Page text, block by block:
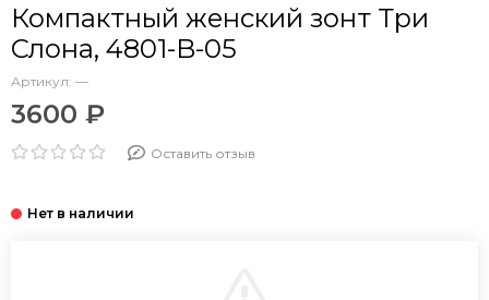
Компактный женский зонт Три
Слона, 4801-B-05
Артикул: —
3600 ₽
Оставить отзыв